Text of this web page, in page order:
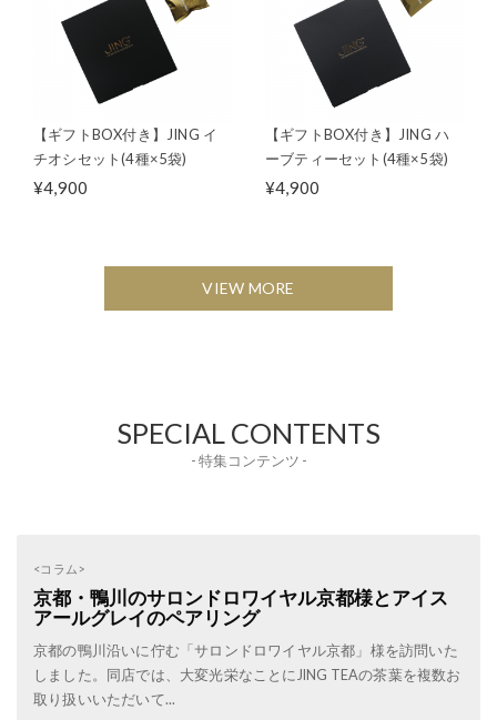
【ギフトBOX付き】JING イ
チオシセット(4種×5袋)
¥4,900
【ギフトBOX付き】JING ハ
ーブティーセット(4種×5袋)
¥4,900
VIEW MORE
SPECIAL CONTENTS
- 特集コンテンツ -
<コラム>
京都・鴨川のサロンドロワイヤル京都様とアイス
アールグレイのペアリング
京都の鴨川沿いに佇む「サロンドロワイヤル京都」様を訪問いた
しました。同店では、大変光栄なことにJING TEAの茶葉を複数お
取り扱いいただいて...